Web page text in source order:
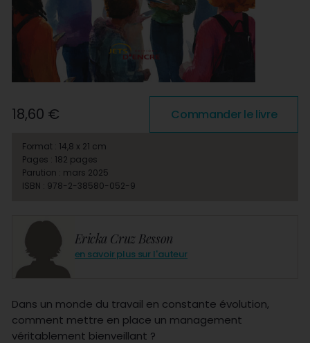
Ericka Cruz Besson
en savoir plus sur l'auteur
Dans un monde du travail en constante évolution,
comment mettre en place un management
véritablement bienveillant ?
18,60 € Commander le livre
Format : 14,8 x 21 cm
Pages : 182 pages
Parution : mars 2025
ISBN : 978-2-38580-052-9